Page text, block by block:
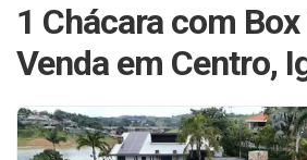
1 Chácara com
Venda em Centro,